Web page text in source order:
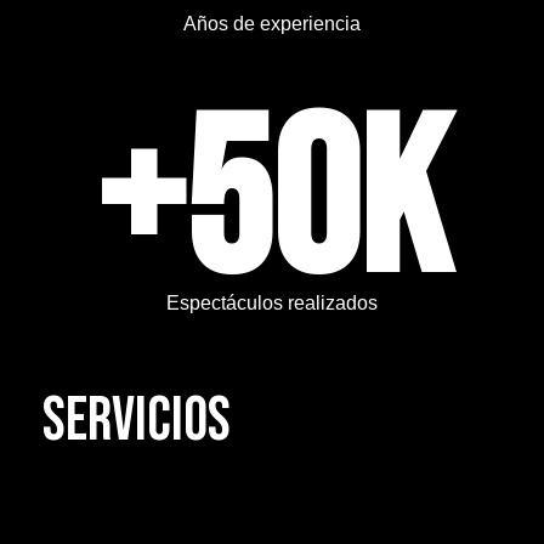
Años de experiencia
+50K
Espectáculos realizados
SERVICIOS